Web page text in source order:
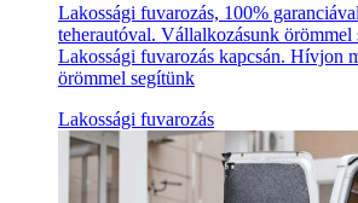
Lakossági fuvarozás, 100%
teherautóval. Vállalkozásunk örömmel
Lakossági fuvarozás kapcsán. Hívjon
örömmel segítünk
Lakossági fuvarozás